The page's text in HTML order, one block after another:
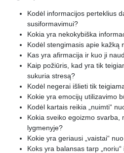
Kodėl informacijos perteklius
susiformavimui?
Kokia yra nekokybiška
Kodėl stengimasis apie kažką
Kas yra afirmacija ir kuo ji
Kaip požiūris, kad yra tik
sukuria stresą?
Kodėl negerai išlieti tik
Kokie yra emocijų utilizavimo
Kodėl kartais reikia „nuimti“
Kokia sveiko egoizmo svarba,
lygmenyje?
Kokie yra geriausi „vaistai“
Koks yra balansas tarp „noriu“